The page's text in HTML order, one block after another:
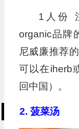
1人份
organic品牌
尼威廉推荐
可以在iherb
回中国）。
2. 菠菜汤